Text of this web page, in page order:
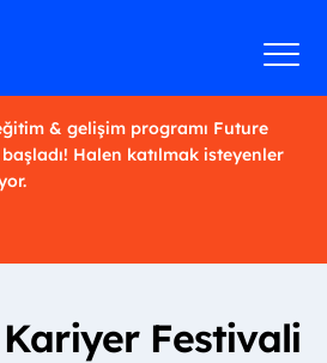
& gelişim programı Future
Halen katılmak isteyenler
Festivali